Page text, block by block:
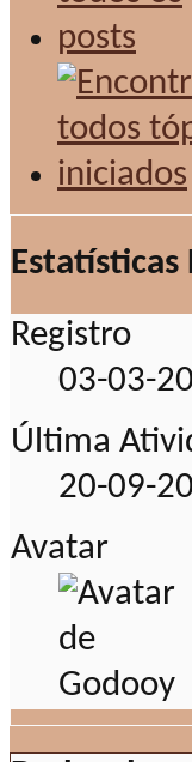
Estatísticas
Registro
03-03-
Última
20-09-
Avatar